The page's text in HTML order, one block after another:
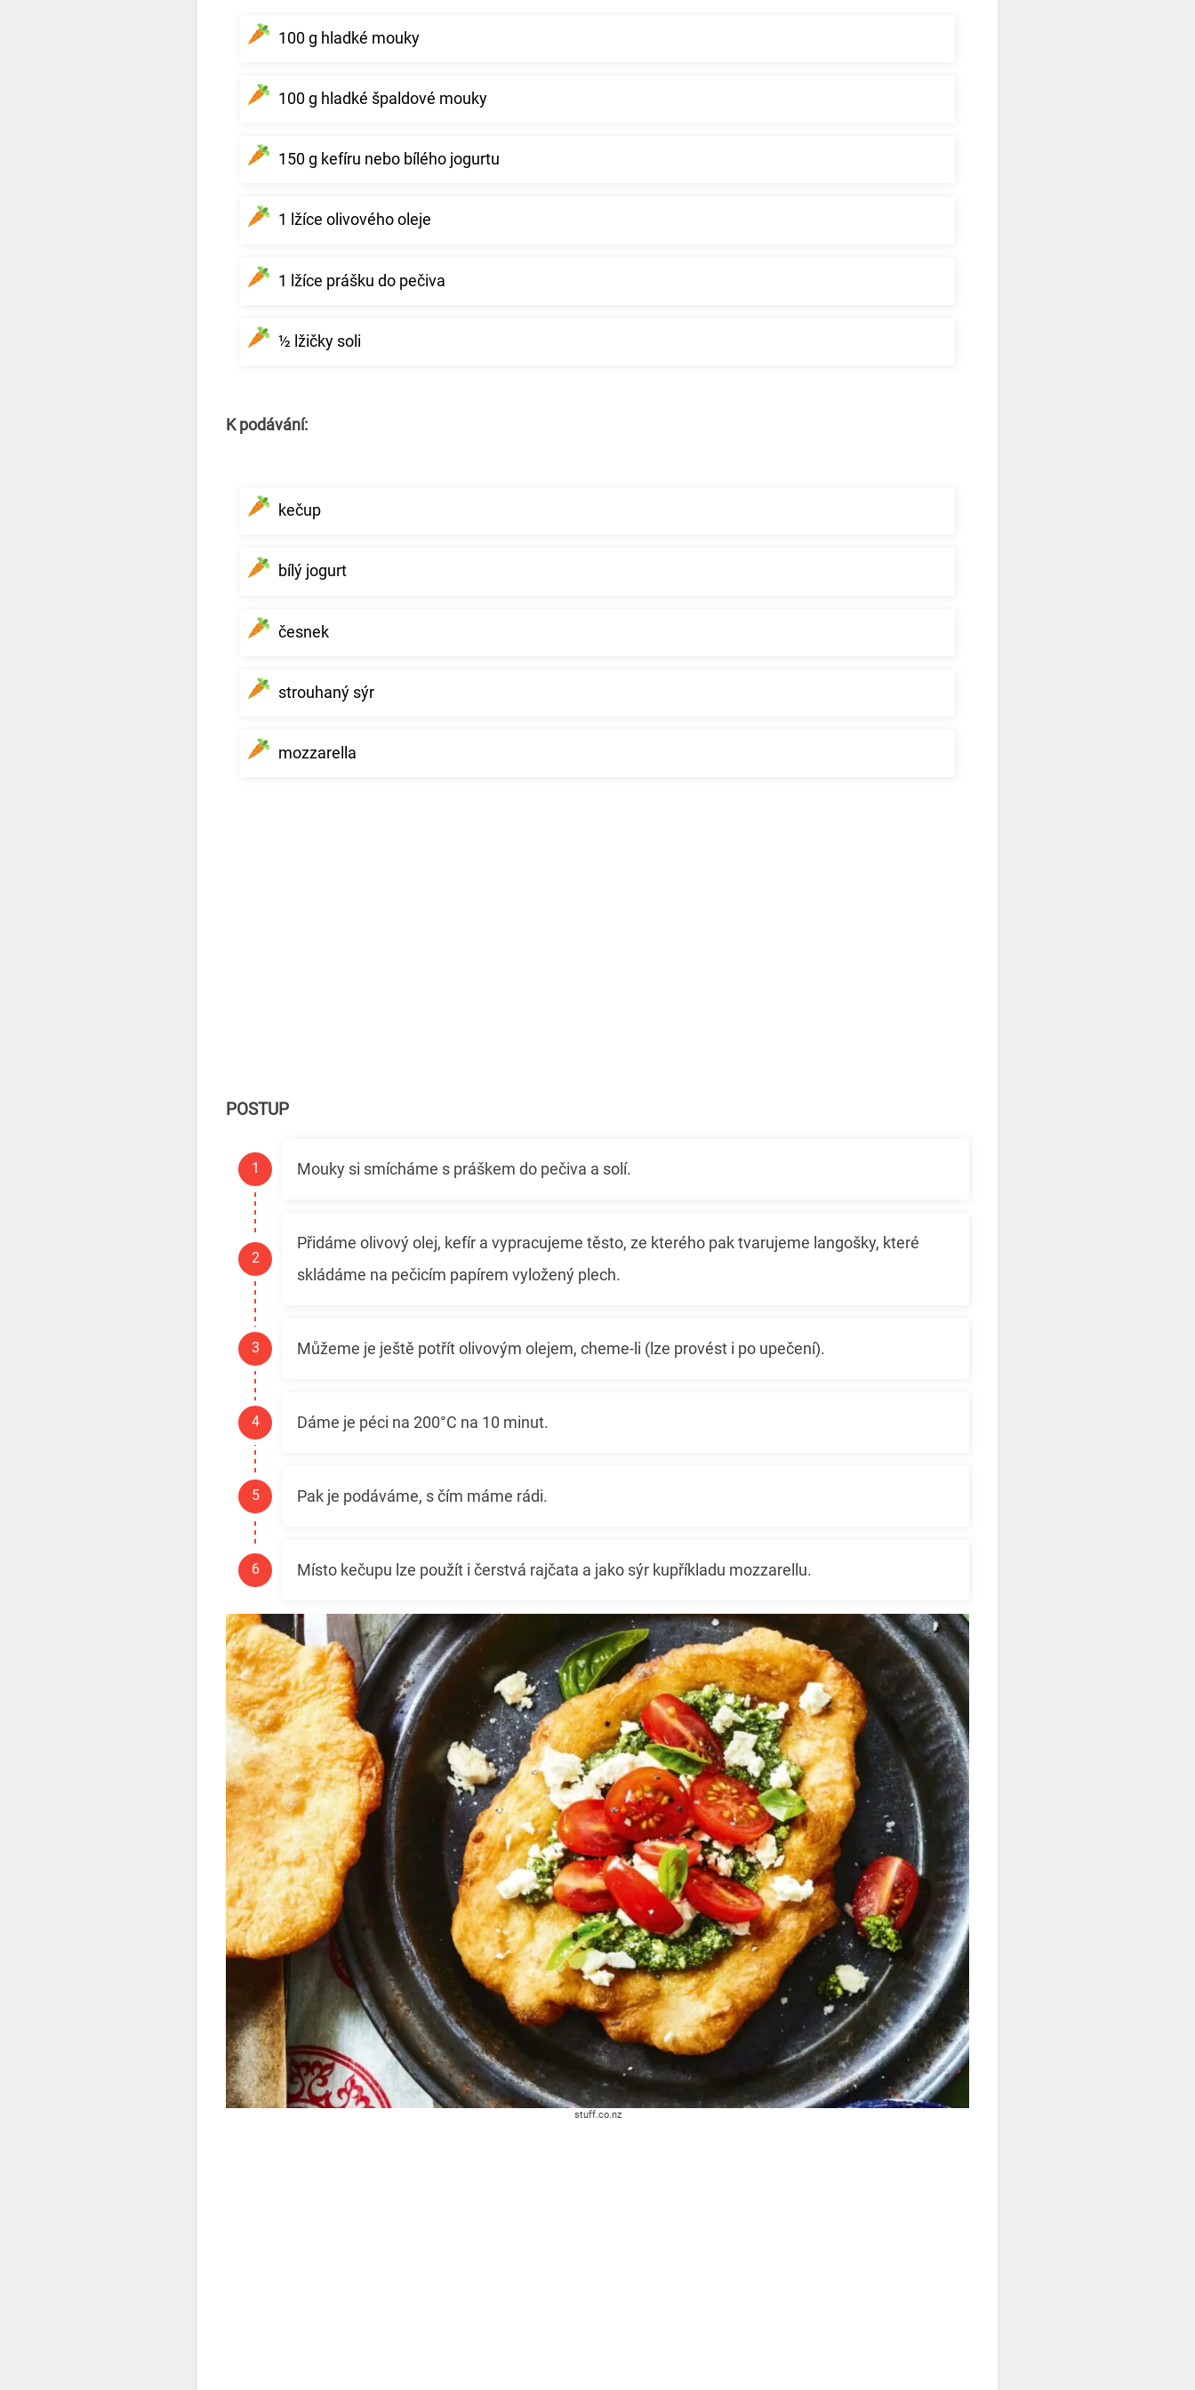
100 g hladké mouky
100 g hladké špaldové mouky
150 g kefíru nebo bílého jogurtu
1 lžíce olivového oleje
1 lžíce prášku do pečiva
½ lžičky soli
K podávání:
kečup
bílý jogurt
česnek
strouhaný sýr
mozzarella
POSTUP
Mouky si smícháme s práškem do pečiva a solí.
Přidáme olivový olej, kefír a vypracujeme těsto, ze kterého pak tvarujeme langošky, které
skládáme na pečicím papírem vyložený plech.
Můžeme je ještě potřít olivovým olejem, cheme-li (lze provést i po upečení).
Dáme je péci na 200°C na 10 minut.
Pak je podáváme, s čím máme rádi.
Místo kečupu lze použít i čerstvá rajčata a jako sýr kupříkladu mozzarellu.
stuff.co.nz